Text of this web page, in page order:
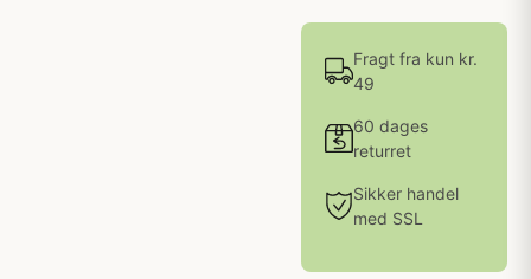
Fragt fra kun kr.
49
60 dages
returret
Sikker handel
med SSL